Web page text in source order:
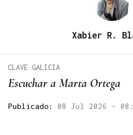
Xabier R.
Escuchar a Marta Ortega
CLAVE GALICIA
Publicado: 08 Jul 2026 -